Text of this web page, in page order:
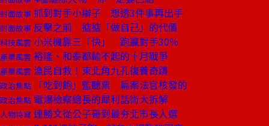
封面故事 抓到對手小辮子 想透3件事再出手
封面故事 反擊之前 掂掂「做自己」的代價
科技風雲 小米機靠三「快」 跑贏對手30％
產業風雲 裕隆、和泰都輸不起的十月戰爭
產業風雲 漁民自救！東北角九孔復養奇蹟
政治焦點 「吃到飽」監聽票 扁案法官核發的
政治焦點 電爆檢察總長的犀利話術大拆解
人物特寫 連勝文從公子哥到最夯北市長人選